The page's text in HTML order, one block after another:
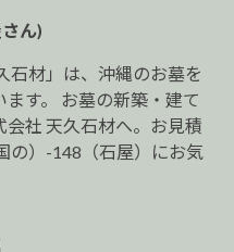
ん)
石材」は、沖縄のお墓を
す。 お墓の新築・建て
社 天久石材へ。お見積
の）-148（石屋）にお気